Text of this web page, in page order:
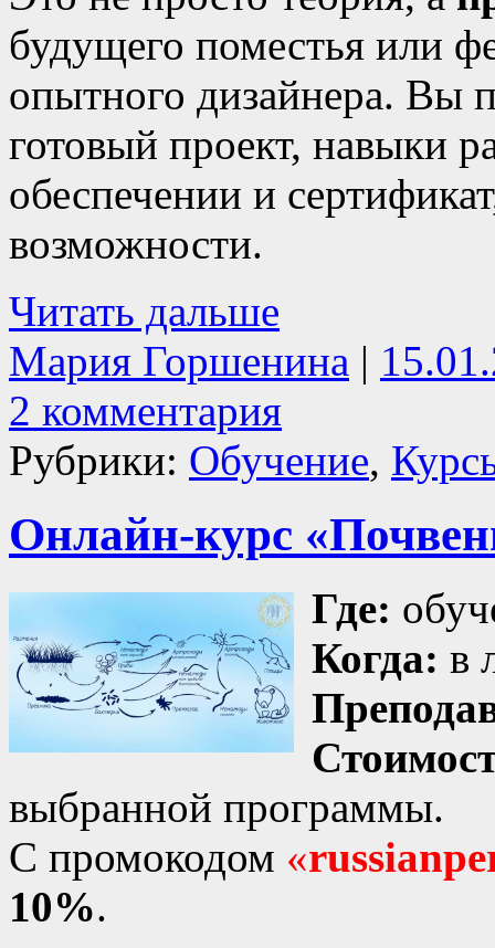
будущего поместья или
опытного дизайнера. Вы
готовый проект, навыки
обеспечении и
возможности.
Читать дальше
Мария Горшенина |
2 комментария
Рубрики: Обучение,
Онлайн-курс
Где:
Когда: в
выбранной программы.
С промокодом «
10%.